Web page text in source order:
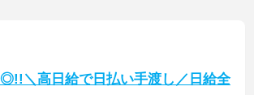
＼高日給で日払い手渡し／日給全